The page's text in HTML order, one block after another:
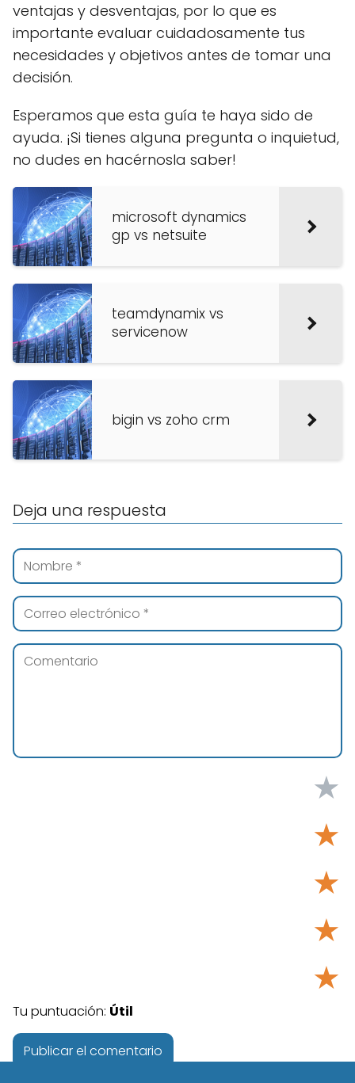
ventajas y desventajas, por lo que es
importante evaluar cuidadosamente tus
necesidades y objetivos antes de tomar una
decisión.
Esperamos que esta guía te haya sido de
ayuda. ¡Si tienes alguna pregunta o inquietud,
no dudes en hacérnosla saber!
microsoft dynamics
gp vs netsuite
teamdynamix vs
servicenow
bigin vs zoho crm
Deja una respuesta
★
★
★
★
★
Tu puntuación: Útil